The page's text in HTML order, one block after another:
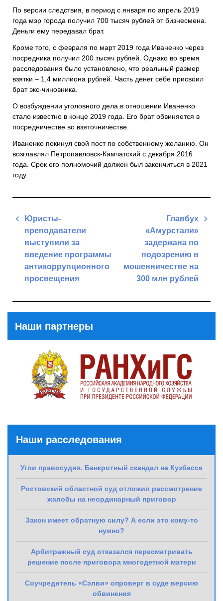
По версии следствия, в период с января по апрель 2019
года мэр города получил 700 тысяч рублей от бизнесмена.
Деньги ему передавал брат.
Кроме того, с февраля по март 2019 года Иваненко через
посредника получил 200 тысяч рублей. Однако во время
расследования было установлено, что реальный размер
взятки – 1,4 миллиона рублей. Часть денег себе присвоил
брат экс-чиновника.
О возбуждении уголовного дела в отношении Иваненко
стало известно в конце 2019 года. Его брат обвиняется в
посредничестве во взяточничестве.
Иваненко покинул свой пост по собственному желанию. Он
возглавлял Петропавловск-Камчатский с декабря 2016
года. Срок его полномочий должен был закончиться в 2021
году.
Навигация
записям
Юристы-
преподаватели
выступили за
введение программы
антикоррупционного
просвещения
Главбух
«Амурстали»
задержана по
подозрению в
мошенничестве на
300 млн рублей
Наши партнеры
Наши расследования
Угли правосудия. Банкротный скандал на Кузбассе
Ростовский областной суд отложил рассмотрение
жалобы на неординарный приговор
Закон имеет обратную силу? А если это кому-то
нужно?
Арбитражный суд отказался пересматривать
решение после приговора многодетной матери
Соучредитель «Сэлви» опроверг в суде версию
обвинения